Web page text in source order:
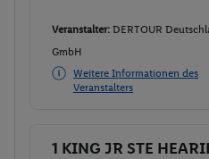
Veranstalter: DERTOUR
GmbH
Weitere Informationen des
Veranstalters
Buchen
1 KING JR STE